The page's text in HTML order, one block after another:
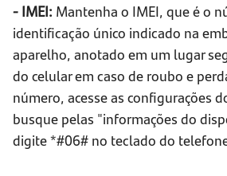
- IMEI: Mantenha o IMEI, que é o
identificação único indicado na
aparelho, anotado em um lugar
do celular em caso de roubo e
número, acesse as configurações
busque pelas "informações do
digite *#06# no teclado do